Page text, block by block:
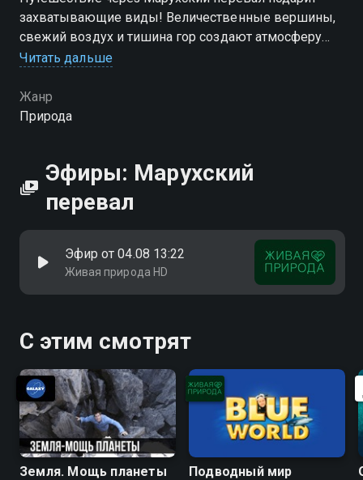
захватывающие виды! Величественные вершины,
свежий воздух и тишина гор создают атмосферу
свободы и покоя
Читать дальше
Жанр
Природа
Эфиры: Марухский
перевал
Эфир от 04.08 13:22
Живая природа HD
С этим смотрят
Земля. Мощь планеты Подводный мир